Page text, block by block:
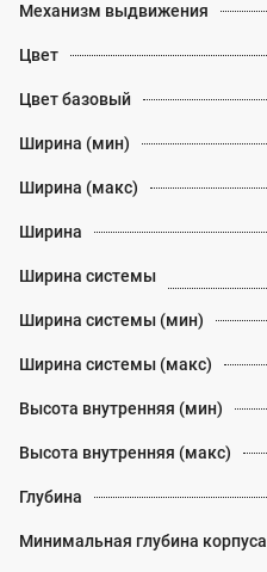
Механизм выдвижения
Цвет
Цвет базовый
Ширина (мин)
Ширина (макс)
Ширина
Ширина системы
Ширина системы (мин)
Ширина системы (макс)
Высота внутренняя (мин)
Высота внутренняя (макс)
Глубина
Минимальная глубина корпуса